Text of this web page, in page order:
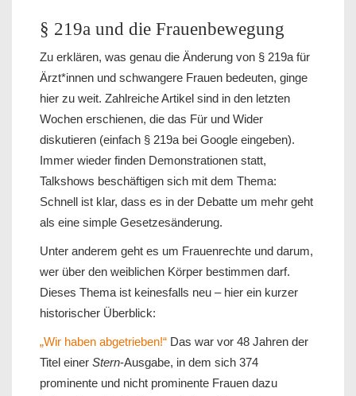
§ 219a und die Frauenbewegung
Zu erklären, was genau die Änderung von § 219a für
Ärzt*innen und schwangere Frauen bedeuten, ginge
hier zu weit. Zahlreiche Artikel sind in den letzten
Wochen erschienen, die das Für und Wider
diskutieren (einfach § 219a bei Google eingeben).
Immer wieder finden Demonstrationen statt,
Talkshows beschäftigen sich mit dem Thema:
Schnell ist klar, dass es in der Debatte um mehr geht
als eine simple Gesetzesänderung.
Unter anderem geht es um Frauenrechte und darum,
wer über den weiblichen Körper bestimmen darf.
Dieses Thema ist keinesfalls neu – hier ein kurzer
historischer Überblick:
„Wir haben abgetrieben!“ Das war vor 48 Jahren der
Titel einer Stern-Ausgabe, in dem sich 374
prominente und nicht prominente Frauen dazu